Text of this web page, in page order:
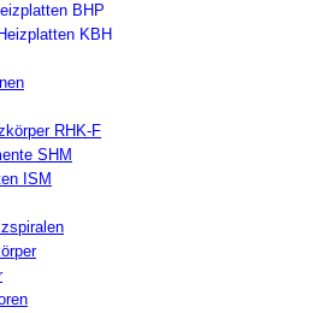
BHP
KBH
RHK-F
SHM
ISM